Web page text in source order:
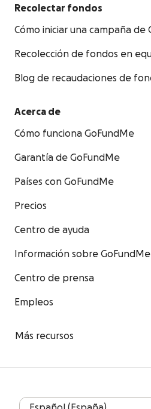
Recolectar fondos
Cómo iniciar una campaña de
Recolección de fondos en
Blog de recaudaciones de
Acerca de
Cómo funciona GoFundMe
Garantía de GoFundMe
Países con GoFundMe
Precios
Centro de ayuda
Información sobre GoFundMe
Centro de prensa
Empleos
Más recursos